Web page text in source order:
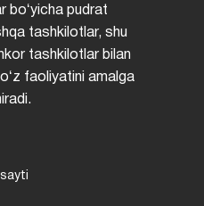
boʻyicha pudrat
tashkilotlar, shu
tashkilotlar bilan
faoliyatini amalga